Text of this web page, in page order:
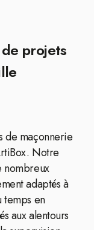
projets
de maçonnerie
Notre
nombreux
adaptés à
temps en
aux alentours